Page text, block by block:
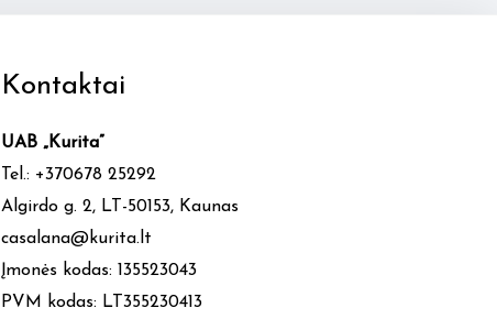
Kontaktai
UAB „Kurita”
Tel.: +370678 25292
Algirdo g. 2, LT-50153, Kaunas
casalana@kurita.lt
Įmonės kodas: 135523043
PVM kodas: LT355230413